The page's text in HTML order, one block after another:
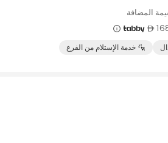
المضافة

خدمة الإستلام من الفرع